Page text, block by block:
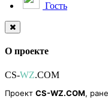
Гость
О проекте
CS-WZ.COM
Проект CS-WZ.COM,